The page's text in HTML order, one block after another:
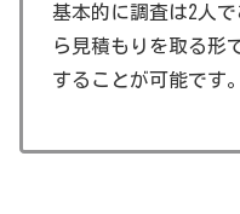
基本的に調査は2人
ら見積もりを取る形
することが可能です。